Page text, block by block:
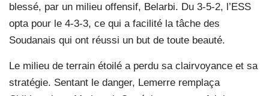
blessé, par un milieu offensif, Belarbi. Du 3-5-2, l’ESS
opta pour le 4-3-3, ce qui a facilité la tâche des
Soudanais qui ont réussi un but de toute beauté.
Le milieu de terrain étoilé a perdu sa clairvoyance et sa
stratégie. Sentant le danger, Lemerre remplaça